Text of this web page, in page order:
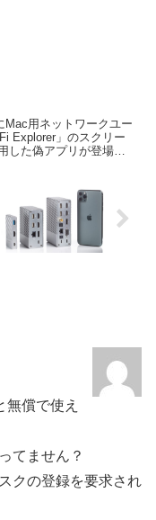
Mac用ネットワークユー
Explorer」のスクリー
した偽アプリが登場し
無償で使え
てません？
クの登録を要求され